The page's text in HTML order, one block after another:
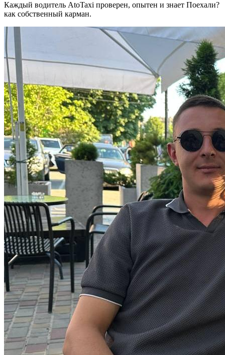
Каждый водитель AtoTaxi проверен, опытен и знает Поехали?
как собственный карман.